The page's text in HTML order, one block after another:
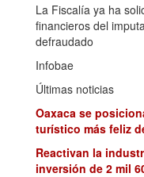
La Fiscalía ya ha
financieros del
defraudado
Infobae
Últimas noticias
Oaxaca se
turístico más feliz
Reactivan la
inversión de 2 mil